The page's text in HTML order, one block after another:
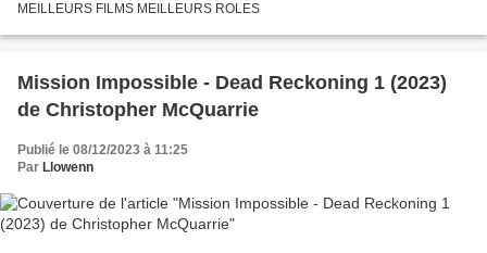
MEILLEURS FILMS MEILLEURS ROLES
Mission Impossible - Dead Reckoning 1 (2023)
de Christopher McQuarrie
Publié le 08/12/2023 à 11:25
Par Llowenn